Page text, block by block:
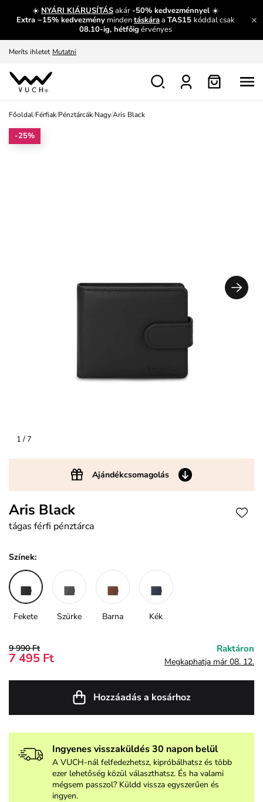
☀️ NYÁRI KIÁRUSÍTÁSakár-50% kedvezménnyel ☀️
Extra −15% kedvezmény mindentáskáraa TAS15 kóddal csak
08.10-ig, hétfőig érvényes
És mi az, amit máshol nem lehet megtudni?
Fedezze fel velünk az újdonságokat. Megtekintés
Meríts ihletet Mutatni
Ingyenes csere és visszaküldés
Főoldal/Férfiak/Pénztárcák/Nagy/Aris Black
1/ 7
Ajándékcsomagolás
-25%
Aris Black
tágas férfi pénztárca
Színek:
Fekete Szürke Barna Kék
9 990 Ft
7 495 Ft
Raktáron
Megkaphatja már 08. 12.
Hozzáadás a kosárhoz
Ingyenes visszaküldés 30 napon belül
A VUCH-nál felfedezhetsz, kipróbálhatsz és több
ezer lehetőség közül választhatsz. És ha valami
mégsem passzol? Küldd vissza egyszerűen és
ingyen.